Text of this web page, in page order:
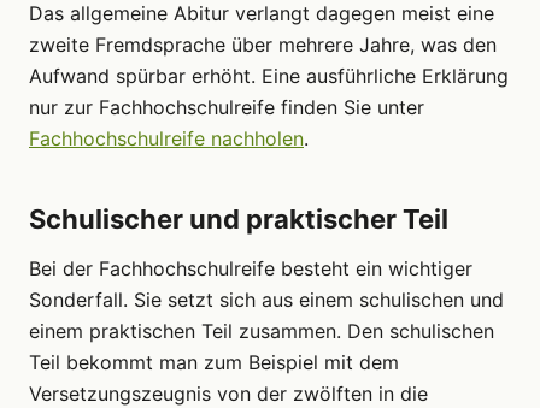
Das allgemeine Abitur verlangt dagegen meist eine
zweite Fremdsprache über mehrere Jahre, was den
Aufwand spürbar erhöht. Eine ausführliche Erklärung
nur zur Fachhochschulreife finden Sie unter
Fachhochschulreife nachholen.
Schulischer und praktischer Teil
Bei der Fachhochschulreife besteht ein wichtiger
Sonderfall. Sie setzt sich aus einem schulischen und
einem praktischen Teil zusammen. Den schulischen
Teil bekommt man zum Beispiel mit dem
Versetzungszeugnis von der zwölften in die